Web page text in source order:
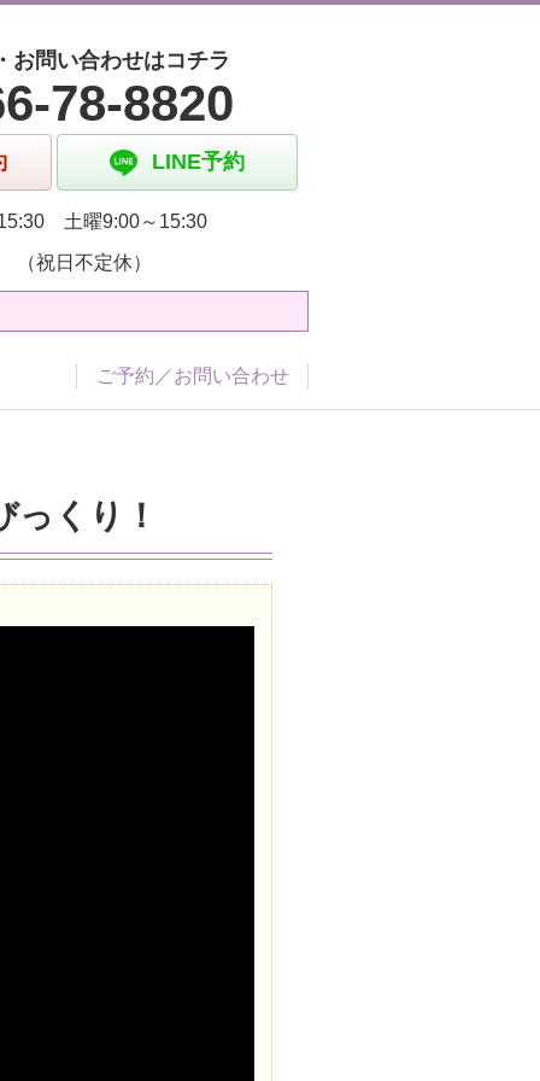
お問い合わせはコチラ
78-8820
LINE予約
土曜9:00～15:30
祝日不定休）
ご予約／お問い合わせ
くり！